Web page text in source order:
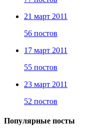
21 март 2011
56 постов
17 март 2011
55 постов
23 март 2011
52 постов
Популярные посты